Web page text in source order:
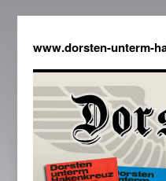
www.dorsten-unterm-